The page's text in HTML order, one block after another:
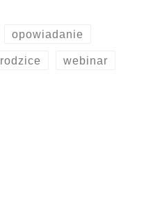
opowiadanie
rodzice webinar